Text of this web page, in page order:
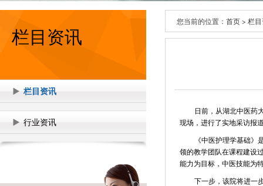
栏目资讯
栏目资讯
行业资讯
您当前的位置： 首页> 栏
日前，从湖北中医药
现场，进行了实地采访报
《中医护理学基础
领的教学团队在课程建设
能力为目标，中医技能为
下一步，该院将进一